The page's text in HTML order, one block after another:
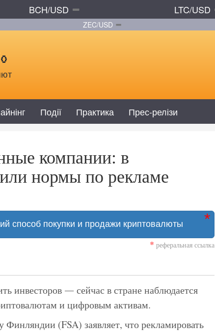
BCH/USD LTC/USD
ZEC/USD
Події Практика Прес-релізи
компании: в
нормы по рекламе
способ покупки и продажи криптовалюты
* реферальная ссылка
инвесторов ― сейчас в стране наблюдается
и цифровым активам.
(FSA) заявляет, что рекламировать